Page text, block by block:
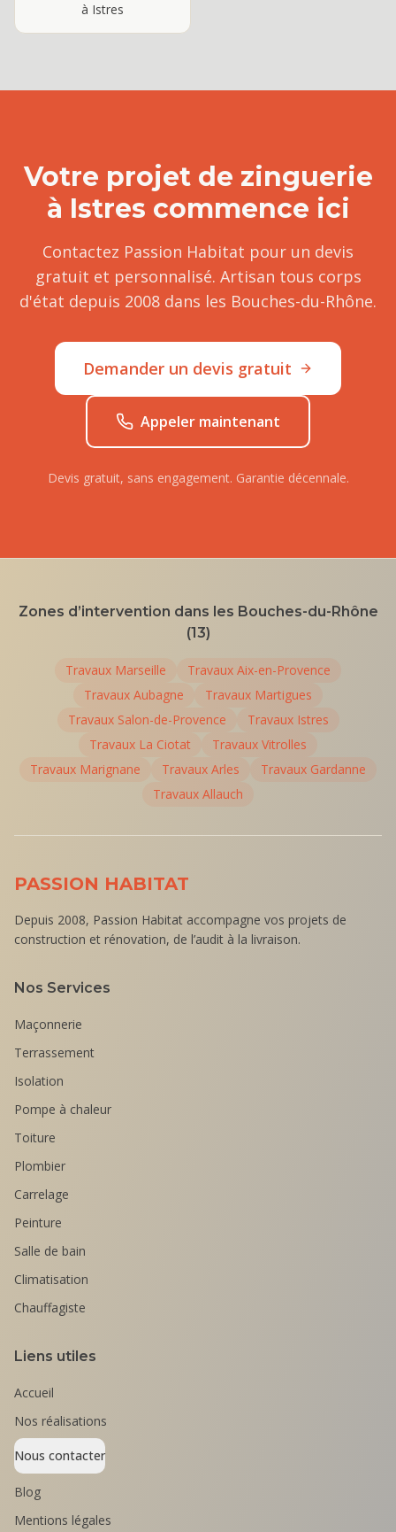
à Istres
Votre projet de zinguerie
à Istres commence ici
Contactez Passion Habitat pour un devis
gratuit et personnalisé. Artisan tous corps
d'état depuis 2008 dans les Bouches-du-Rhône.
Demander un devis gratuit
Appeler maintenant
Devis gratuit, sans engagement. Garantie décennale.
Zones d’intervention dans les Bouches-du-Rhône
(13)
Travaux Marseille Travaux Aix-en-Provence
Travaux Aubagne Travaux Martigues
Travaux Salon-de-Provence Travaux Istres
Travaux La Ciotat Travaux Vitrolles
Travaux Marignane Travaux Arles Travaux Gardanne
Travaux Allauch
PASSION HABITAT
Depuis 2008, Passion Habitat accompagne vos projets de
construction et rénovation, de l’audit à la livraison.
Nos Services
Maçonnerie
Terrassement
Isolation
Pompe à chaleur
Toiture
Plombier
Carrelage
Peinture
Salle de bain
Climatisation
Chauffagiste
Liens utiles
Accueil
Nos réalisations
Nous contacter
Blog
Mentions légales